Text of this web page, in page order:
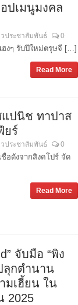
ปเมนูมงคล
ประชาสัมพันธ์ 0
ฮงๆ รับปีใหม่ตรุษจี […]
Read More
แปนิช ทาปาส
ยร์
ประชาสัมพันธ์ 0
อดังจากสิงคโปร์ จัด
Read More
จับมือ “พิง
ลุกตำนาน
มเฮี้ยน ใน
2025